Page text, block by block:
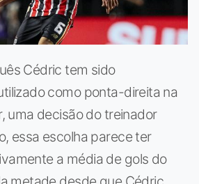
Cédric tem sido
como ponta-direita na
uma decisão do treinador
essa escolha parece ter
a média de gols do